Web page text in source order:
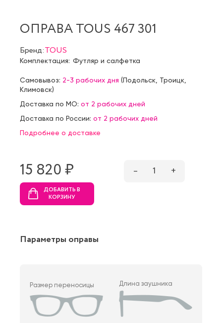
ОПРАВА TOUS 467 301
Бренд:TOUS
Комплектация: Футляр и салфетка
Самовывоз: 2-3 рабочих дня (Подольск Троицк
Климовск)
Доставка по МО: от 2 рабочих дней
Доставка по России: от 2 рабочих дней
Подробнее о доставке
15 820 ₷ – 1 +
ДОБАВИТЬ В
КОРЗИНУ
Параметры оправы
Размер переносицы Длина заушника